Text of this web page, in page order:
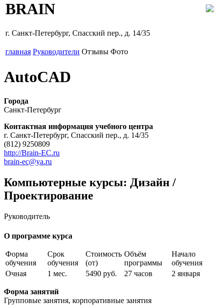
BRAIN
г. Санкт-Петербург, Спасский пер., д. 14/35
главная Руководители Отзывы Фото
AutoCAD
Города
Санкт-Петербург
Контактная информация учебного центра
г. Санкт-Петербург, Спасский пер., д. 14/35
(812) 9250809
http://Brain-EC.ru
brain-ec@ya.ru
Компьютерные курсы: Дизайн /
Проектирование
Руководитель
О программе курса
Форма
обучения
Срок
обучения
Стоимость
(от)
Объём
программы
Начало
обучения
Очная
1 мес. 5490 руб. 27 часов 2 января
Форма занятий
Групповые занятия, корпоративные занятия